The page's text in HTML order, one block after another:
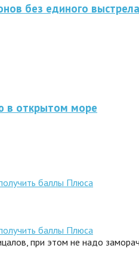
без единого выстрела
в открытом море
баллы Плюса
баллы Плюса
при этом не надо